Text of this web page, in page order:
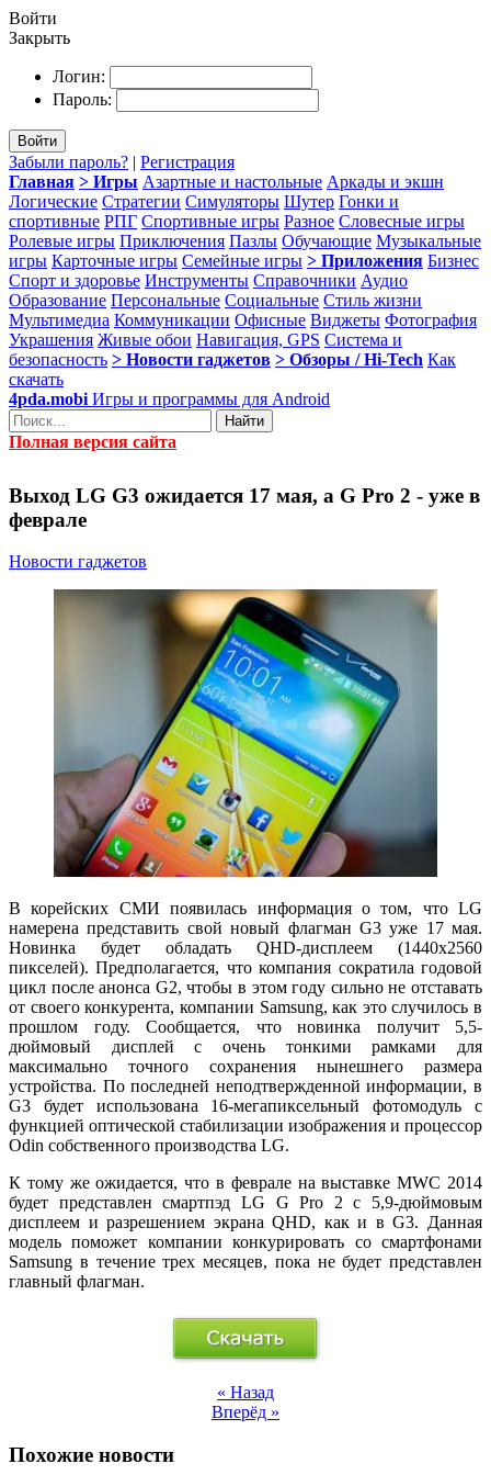
Войти
Закрыть
Логин:
Пароль:
Войти
Забыли пароль? | Регистрация
Главная > Игры Азартные и настольные Аркады и экшн
Логические Стратегии Симуляторы Шутер Гонки и
спортивные РПГ Спортивные игры Разное Словесные игры
Ролевые игры Приключения Пазлы Обучающие Музыкальные
игры Карточные игры Семейные игры > Приложения Бизнес
Спорт и здоровье Инструменты Справочники Аудио
Образование Персональные Социальные Стиль жизни
Мультимедиа Коммуникации Офисные Виджеты Фотография
Украшения Живые обои Навигация, GPS Система и
безопасность > Новости гаджетов > Обзоры / Hi-Tech Как
скачать
4pda.mobi Игры и программы для Android
Найти
Полная версия сайта
Выход LG G3 ожидается 17 мая, а G Pro 2 - уже в
феврале
Новости гаджетов
В корейских СМИ появилась информация о том, что LG
намерена представить свой новый флагман G3 уже 17 мая.
Новинка будет обладать QHD-дисплеем (1440х2560
пикселей). Предполагается, что компания сократила годовой
цикл после анонса G2, чтобы в этом году сильно не отставать
от своего конкурента, компании Samsung, как это случилось в
прошлом году. Сообщается, что новинка получит 5,5-
дюймовый дисплей с очень тонкими рамками для
максимально точного сохранения нынешнего размера
устройства. По последней неподтвержденной информации, в
G3 будет использована 16-мегапиксельный фотомодуль с
функцией оптической стабилизации изображения и процессор
Odin собственного производства LG.
К тому же ожидается, что в феврале на выставке MWC 2014
будет представлен смартпэд LG G Pro 2 с 5,9-дюймовым
дисплеем и разрешением экрана QHD, как и в G3. Данная
модель поможет компании конкурировать со смартфонами
Samsung в течение трех месяцев, пока не будет представлен
главный флагман.
« Назад
Вперёд »
Похожие новости